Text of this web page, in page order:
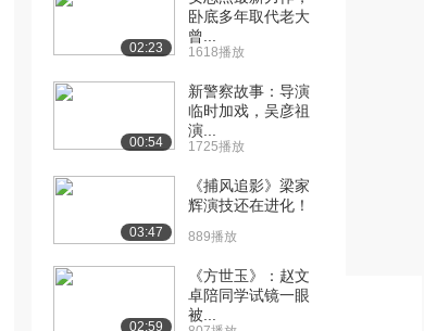
02:23
卧底多年取代老大
曾...
1618播放
00:54
新警察故事：导演
临时加戏，吴彦祖
演...
1725播放
03:47
《捕风追影》梁家
辉演技还在进化！
889播放
02:59
《方世玉》：赵文
卓陪同学试镜一眼
被...